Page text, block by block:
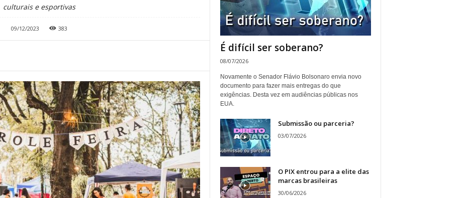
culturais e esportivas
09/12/2023 383
É difícil ser soberano?
08/07/2026
Novamente o Senador Flávio Bolsonaro envia novo
documento para fazer mais entregas do que
exigências. Desta vez em audiências públicas nos
EUA.
Submissão ou parceria?
03/07/2026
O PIX entrou para a elite das
marcas brasileiras
30/06/2026